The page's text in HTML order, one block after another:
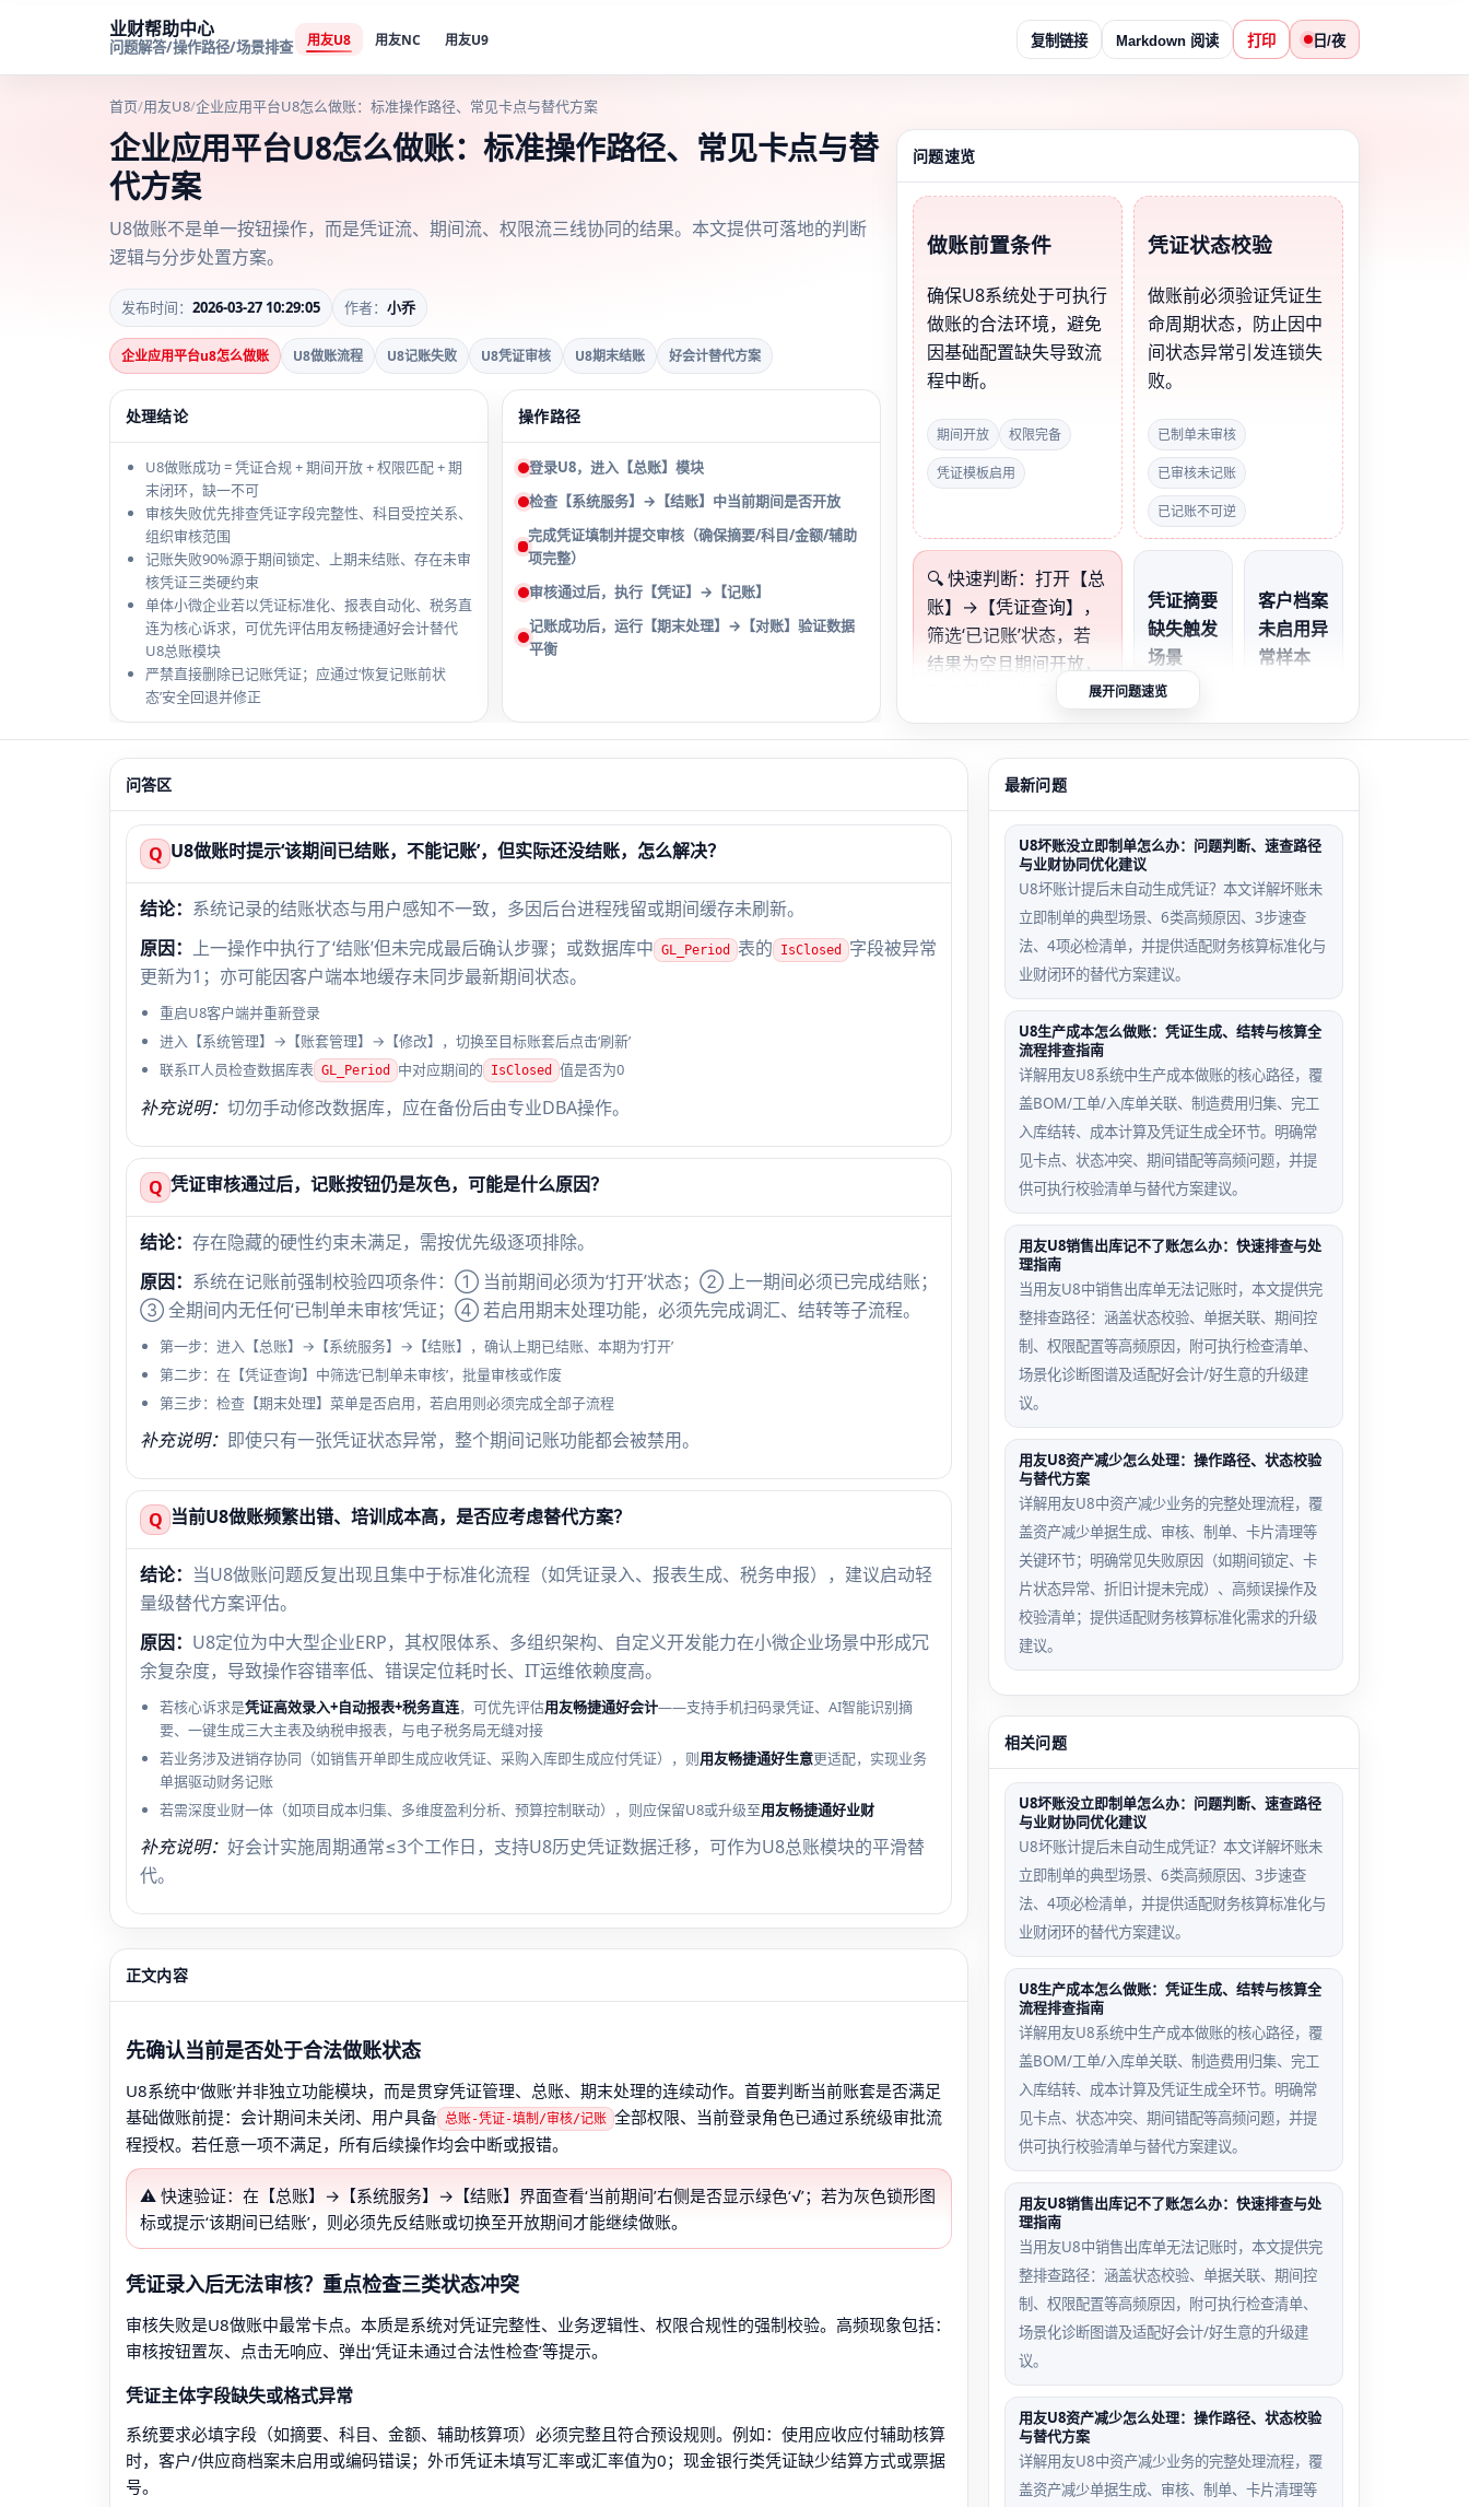
业财帮助中心
问题解答/操作路径/场景排查 用友U8 用友NC 用友U9 复制链接 Markdown 阅读 打印 日/夜
首页/用友U8/企业应用平台U8怎么做账：标准操作路径、常见卡点与替代方案
企业应用平台U8怎么做账：标准操作路径、常见卡点与替
代方案
U8做账不是单一按钮操作，而是凭证流、期间流、权限流三线协同的结果。本文提供可落地的判断
逻辑与分步处置方案。
发布时间： 2026-03-27 10:29:05 作者： 小乔
企业应用平台u8怎么做账 U8做账流程 U8记账失败 U8凭证审核 U8期末结账 好会计替代方案
处理结论
U8做账成功 = 凭证合规 + 期间开放 + 权限匹配 + 期
末闭环，缺一不可
审核失败优先排查凭证字段完整性、科目受控关系、
组织审核范围
记账失败90%源于期间锁定、上期未结账、存在未审
核凭证三类硬约束
单体小微企业若以凭证标准化、报表自动化、税务直
连为核心诉求，可优先评估用友畅捷通好会计替代
U8总账模块
严禁直接删除已记账凭证；应通过‘恢复记账前状
态’安全回退并修正
操作路径
登录U8，进入【总账】模块
检查【系统服务】→【结账】中当前期间是否开放
完成凭证填制并提交审核（确保摘要/科目/金额/辅助
项完整）
审核通过后，执行【凭证】→【记账】
记账成功后，运行【期末处理】→【对账】验证数据
平衡
问题速览
做账前置条件
确保U8系统处于可执行
做账的合法环境，避免
因基础配置缺失导致流
程中断。
期间开放 权限完备
凭证模板启用
凭证状态校验
做账前必须验证凭证生
命周期状态，防止因中
间状态异常引发连锁失
败。
已制单未审核
已审核未记账
已记账不可逆
🔍 快速判断：打开【总
账】→【凭证查询】，
筛选‘已记账’状态，若
结果为空且期间开放，
则说明尚未执行记账；
若结果存在但余额异
账】功能校验
凭证摘要
缺失触发
场景
摘要字段
留空或仅
含空格，
按钮置灰
客户档案
未启用异
常样本
收账
款’科目
客户档
案‘启
用’标
识，保存
失败
期间错配
误判场景
凭证日期
为2024
年6月，
开期间为
月，系统
拒收
审核权限
越界回退
路径
凭证属A
有B公司
需联系管
理员补充
数据权限
展开问题速览
问答区
Q U8做账时提示‘该期间已结账，不能记账’，但实际还没结账，怎么解决？
结论： 系统记录的结账状态与用户感知不一致，多因后台进程残留或期间缓存未刷新。
原因： 上一操作中执行了‘结账’但未完成最后确认步骤；或数据库中 GL_Period 表的 IsClosed
字段被异常
更新为1；亦可能因客户端本地缓存未同步最新期间状态。
重启U8客户端并重新登录
进入【系统管理】→【账套管理】→【修改】，切换至目标账套后点击‘刷新’
联系IT人员检查数据库表 GL_Period 中对应期间的 IsClosed 值是否为0
补充说明： 切勿手动修改数据库，应在备份后由专业DBA操作。
Q 凭证审核通过后，记账按钮仍是灰色，可能是什么原因？
结论： 存在隐藏的硬性约束未满足，需按优先级逐项排除。
原因： 系统在记账前强制校验四项条件：① 当前期间必须为‘打开’状态；② 上一期间必须已完成结账；
③ 全期间内无任何‘已制单未审核’凭证；④ 若启用期末处理功能，必须先完成调汇、结转等子流程。
第一步：进入【总账】→【系统服务】→【结账】，确认上期已结账、本期为‘打开’
第二步：在【凭证查询】中筛选‘已制单未审核’，批量审核或作废
第三步：检查【期末处理】菜单是否启用，若启用则必须完成全部子流程
补充说明： 即使只有一张凭证状态异常，整个期间记账功能都会被禁用。
Q 当前U8做账频繁出错、培训成本高，是否应考虑替代方案？
结论： 当U8做账问题反复出现且集中于标准化流程（如凭证录入、报表生成、税务申报），建议启动轻
量级替代方案评估。
原因： U8定位为中大型企业ERP，其权限体系、多组织架构、自定义开发能力在小微企业场景中形成冗
余复杂度，导致操作容错率低、错误定位耗时长、IT运维依赖度高。
若核心诉求是凭证高效录入+自动报表+税务直连，可优先评估用友畅捷通好会计——支持手机扫码录凭证、AI智能识别摘
要、一键生成三大主表及纳税申报表，与电子税务局无缝对接
若业务涉及进销存协同（如销售开单即生成应收凭证、采购入库即生成应付凭证），则用友畅捷通好生意更适配，实现业务
单据驱动财务记账
若需深度业财一体（如项目成本归集、多维度盈利分析、预算控制联动），则应保留U8或升级至用友畅捷通好业财
补充说明： 好会计实施周期通常≤3个工作日，支持U8历史凭证数据迁移，可作为U8总账模块的平滑替
代。
正文内容
先确认当前是否处于合法做账状态
U8系统中‘做账’并非独立功能模块，而是贯穿凭证管理、总账、期末处理的连续动作。首要判断当前账套是否满足
基础做账前提：会计期间未关闭、用户具备 总账-凭证-填制/审核/记账 全部权限、当前登录角色已通过系统级审批流
程授权。若任意一项不满足，所有后续操作均会中断或报错。
⚠️ 快速验证：在【总账】→【系统服务】→【结账】界面查看‘当前期间’右侧是否显示绿色‘√’；若为灰色锁形图
标或提示‘该期间已结账’，则必须先反结账或切换至开放期间才能继续做账。
凭证录入后无法审核？重点检查三类状态冲突
审核失败是U8做账中最常卡点。本质是系统对凭证完整性、业务逻辑性、权限合规性的强制校验。高频现象包括：
审核按钮置灰、点击无响应、弹出‘凭证未通过合法性检查’等提示。
凭证主体字段缺失或格式异常
系统要求必填字段（如摘要、科目、金额、辅助核算项）必须完整且符合预设规则。例如：使用应收应付辅助核算
时，客户/供应商档案未启用或编码错误；外币凭证未填写汇率或汇率值为0；现金银行类凭证缺少结算方式或票据
号。
最新问题
U8坏账没立即制单怎么办：问题判断、速查路径
与业财协同优化建议
U8坏账计提后未自动生成凭证？本文详解坏账未
立即制单的典型场景、6类高频原因、3步速查
法、4项必检清单，并提供适配财务核算标准化与
业财闭环的替代方案建议。
U8生产成本怎么做账：凭证生成、结转与核算全
流程排查指南
详解用友U8系统中生产成本做账的核心路径，覆
盖BOM/工单/入库单关联、制造费用归集、完工
入库结转、成本计算及凭证生成全环节。明确常
见卡点、状态冲突、期间错配等高频问题，并提
供可执行校验清单与替代方案建议。
用友U8销售出库记不了账怎么办：快速排查与处
理指南
当用友U8中销售出库单无法记账时，本文提供完
整排查路径：涵盖状态校验、单据关联、期间控
制、权限配置等高频原因，附可执行检查清单、
场景化诊断图谱及适配好会计/好生意的升级建
议。
用友U8资产减少怎么处理：操作路径、状态校验
与替代方案
详解用友U8中资产减少业务的完整处理流程，覆
盖资产减少单据生成、审核、制单、卡片清理等
关键环节；明确常见失败原因（如期间锁定、卡
片状态异常、折旧计提未完成）、高频误操作及
校验清单；提供适配财务核算标准化需求的升级
建议。
相关问题
U8坏账没立即制单怎么办：问题判断、速查路径
与业财协同优化建议
U8坏账计提后未自动生成凭证？本文详解坏账未
立即制单的典型场景、6类高频原因、3步速查
法、4项必检清单，并提供适配财务核算标准化与
业财闭环的替代方案建议。
U8生产成本怎么做账：凭证生成、结转与核算全
流程排查指南
详解用友U8系统中生产成本做账的核心路径，覆
盖BOM/工单/入库单关联、制造费用归集、完工
入库结转、成本计算及凭证生成全环节。明确常
见卡点、状态冲突、期间错配等高频问题，并提
供可执行校验清单与替代方案建议。
用友U8销售出库记不了账怎么办：快速排查与处
理指南
当用友U8中销售出库单无法记账时，本文提供完
整排查路径：涵盖状态校验、单据关联、期间控
制、权限配置等高频原因，附可执行检查清单、
场景化诊断图谱及适配好会计/好生意的升级建
议。
用友U8资产减少怎么处理：操作路径、状态校验
与替代方案
详解用友U8中资产减少业务的完整处理流程，覆
盖资产减少单据生成、审核、制单、卡片清理等